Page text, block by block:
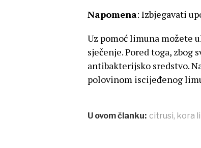
Napomena: Izbjegavati
Uz pomoć limuna možete
sječenje. Pored toga,
antibakterijsko sredstvo.
polovinom iscijeđenog
U ovom članku: citrusi, kora